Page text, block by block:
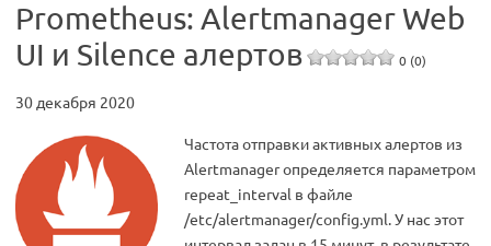
Prometheus: Alertmanager Web
UI и Silence алертов
0 (0)
30 декабря 2020
Частота отправки активных алертов из
Alertmanager определяется параметром
repeat_interval в файле
/etc/alertmanager/config.yml. У нас этот